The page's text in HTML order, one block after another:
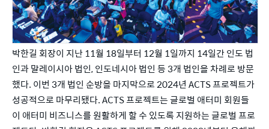
박한길 회장이 지난 11월 18일부터 12월 1일까지 14일간 인도 법
인과 말레이시아 법인, 인도네시아 법인 등 3개 법인을 차례로 방문
했다. 이번 3개 법인 순방을 마지막으로 2024년 ACTS 프로젝트가
성공적으로 마무리됐다. ACTS 프로젝트는 글로벌 애터미 회원들
이 애터미 비즈니스를 원활하게 할 수 있도록 지원하는 글로벌 프로